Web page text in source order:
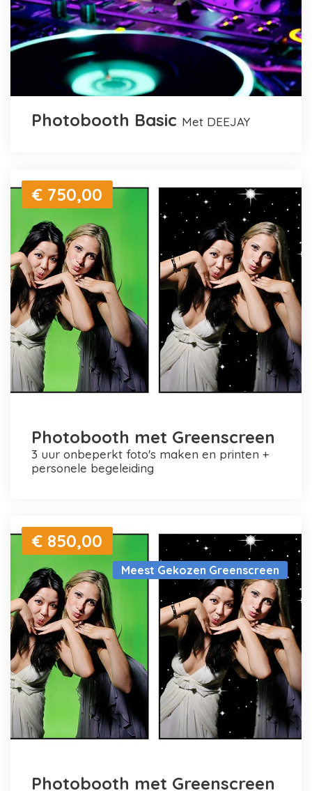
Photobooth Basic met DEEJAY
€ 750,00
Photobooth met Greenscreen
3 uur onbeperkt foto's maken en printen +
personele begeleiding
Meest Gekozen Greenscreen
€ 850,00
Photobooth met Greenscreen